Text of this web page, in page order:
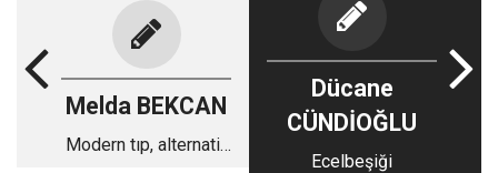
Melda BEKCAN
Modern tıp, alternatif
Dücane
CÜNDİOĞLU
Ecelbeşiği